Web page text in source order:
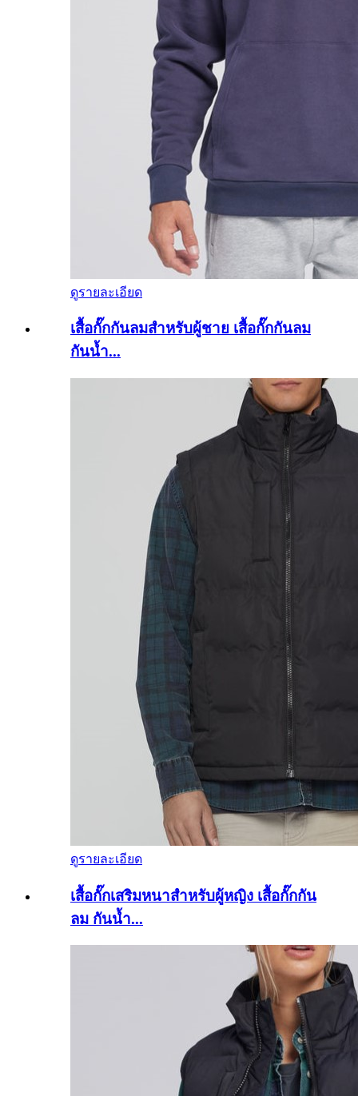
ดูรายละเอียด
เสื้อกั๊กกันลมสำหรับผู้ชาย เสื้อกั๊กกันลม
กันน้ำ...
ดูรายละเอียด
เสื้อกั๊กเสริมหนาสำหรับผู้หญิง เสื้อกั๊กกัน
ลม กันน้ำ...